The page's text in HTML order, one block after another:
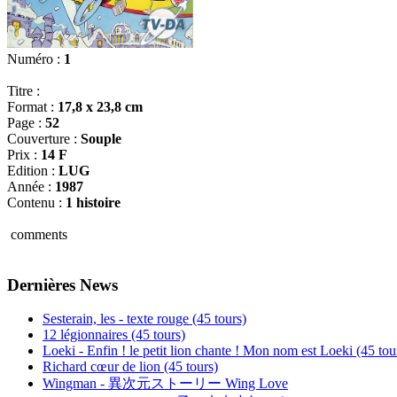
Numéro : 1
Titre :
Format : 17,8 x 23,8 cm
Page : 52
Couverture : Souple
Prix : 14 F
Edition : LUG
Année : 1987
Contenu : 1 histoire
comments
Dernières News
Sesterain, les - texte rouge (45 tours)
12 légionnaires (45 tours)
Loeki - Enfin ! le petit lion chante ! Mon nom est Loeki (45
Richard cœur de lion (45 tours)
Wingman - 異次元ストーリー Wing Love